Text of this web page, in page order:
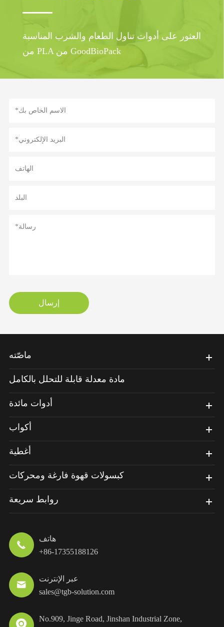
العثور على أدوات تناول الطعام والشرب المناسبة
من PLA من GoodBioPack
إرسال
ماصّته
مادة معدلة قابلة للتحلل بالكامل
أدوات مائدة
أكواب
أغطية
كبسولات قهوة فارغة ومحركات
روابط سريعة

هاتف
+86-17355188126

عبر الإنترنت
sales@tgb-solution.com
No.909, Jinge Road, Jinshan Industrial Zone,